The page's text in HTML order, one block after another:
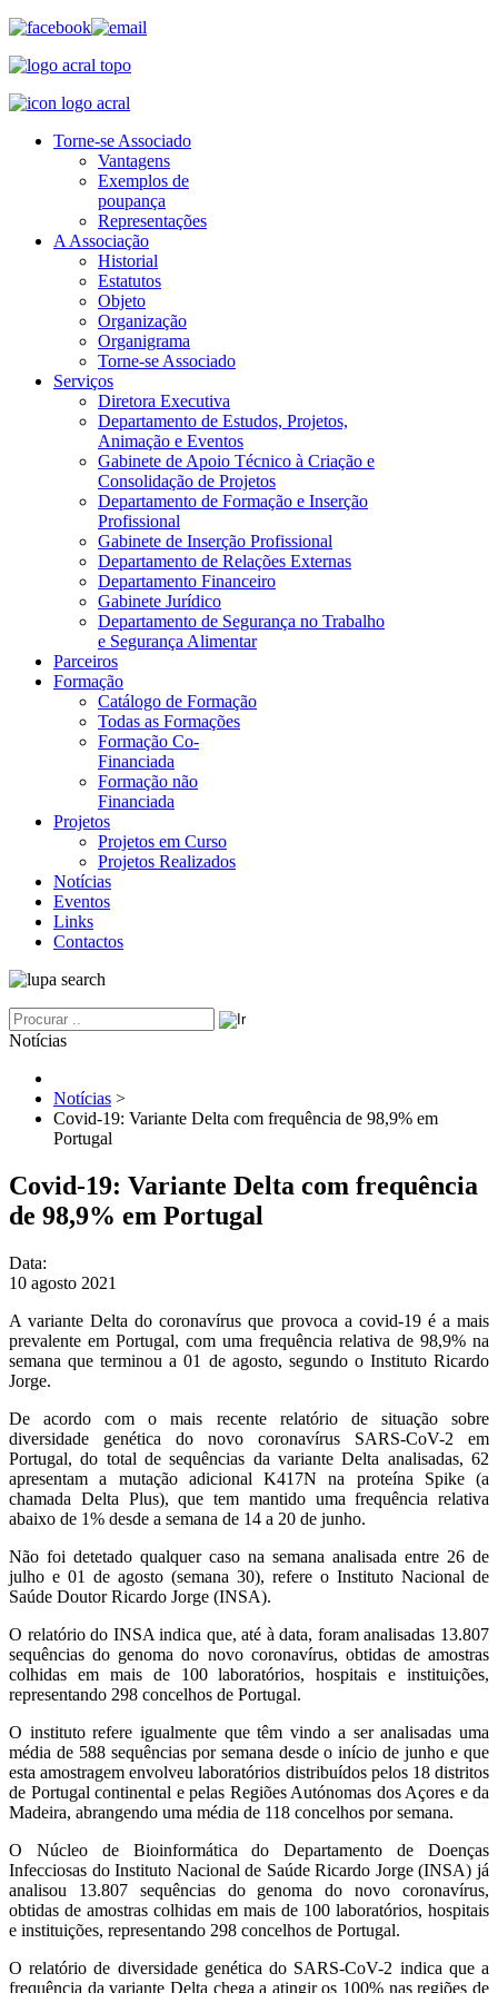
Torne-se Associado
Vantagens
Exemplos de
poupança
Representações
A Associação
Historial
Estatutos
Objeto
Organização
Organigrama
Torne-se Associado
Serviços
Diretora Executiva
Departamento de Estudos, Projetos,
Animação e Eventos
Gabinete de Apoio Técnico à Criação e
Consolidação de Projetos
Departamento de Formação e Inserção
Profissional
Gabinete de Inserção Profissional
Departamento de Relações Externas
Departamento Financeiro
Gabinete Jurídico
Departamento de Segurança no Trabalho
e Segurança Alimentar
Parceiros
Formação
Catálogo de Formação
Todas as Formações
Formação Co-
Financiada
Formação não
Financiada
Projetos
Projetos em Curso
Projetos Realizados
Notícias
Eventos
Links
Contactos
Notícias
Notícias >
Covid-19: Variante Delta com frequência de 98,9% em
Portugal
Covid-19: Variante Delta com frequência
de 98,9% em Portugal
Data:
10 agosto 2021
A variante Delta do coronavírus que provoca a covid-19 é a mais
prevalente em Portugal, com uma frequência relativa de 98,9% na
semana que terminou a 01 de agosto, segundo o Instituto Ricardo
Jorge.
De acordo com o mais recente relatório de situação sobre
diversidade genética do novo coronavírus SARS-CoV-2 em
Portugal, do total de sequências da variante Delta analisadas, 62
apresentam a mutação adicional K417N na proteína Spike (a
chamada Delta Plus), que tem mantido uma frequência relativa
abaixo de 1% desde a semana de 14 a 20 de junho.
Não foi detetado qualquer caso na semana analisada entre 26 de
julho e 01 de agosto (semana 30), refere o Instituto Nacional de
Saúde Doutor Ricardo Jorge (INSA).
O relatório do INSA indica que, até à data, foram analisadas 13.807
sequências do genoma do novo coronavírus, obtidas de amostras
colhidas em mais de 100 laboratórios, hospitais e instituições,
representando 298 concelhos de Portugal.
O instituto refere igualmente que têm vindo a ser analisadas uma
média de 588 sequências por semana desde o início de junho e que
esta amostragem envolveu laboratórios distribuídos pelos 18 distritos
de Portugal continental e pelas Regiões Autónomas dos Açores e da
Madeira, abrangendo uma média de 118 concelhos por semana.
O Núcleo de Bioinformática do Departamento de Doenças
Infecciosas do Instituto Nacional de Saúde Ricardo Jorge (INSA) já
analisou 13.807 sequências do genoma do novo coronavírus,
obtidas de amostras colhidas em mais de 100 laboratórios, hospitais
e instituições, representando 298 concelhos de Portugal.
O relatório de diversidade genética do SARS-CoV-2 indica que a
frequência da variante Delta chega a atingir os 100% nas regiões de